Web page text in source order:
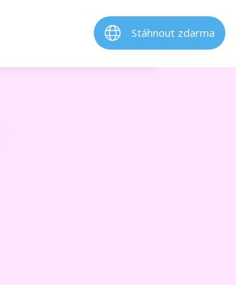
Stáhnout zdarma